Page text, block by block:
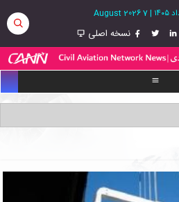
|
7 August 2026
نسخه اصلی